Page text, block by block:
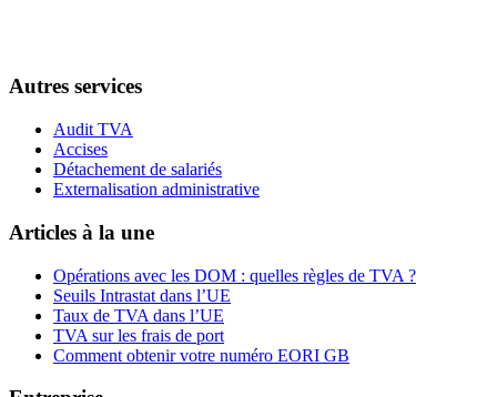
Autres services
Audit TVA
Accises
Détachement de salariés
Externalisation administrative
Articles à la une
Opérations avec les DOM : quelles règles de TVA ?
Seuils Intrastat dans l’UE
Taux de TVA dans l’UE
TVA sur les frais de port
Comment obtenir votre numéro EORI GB